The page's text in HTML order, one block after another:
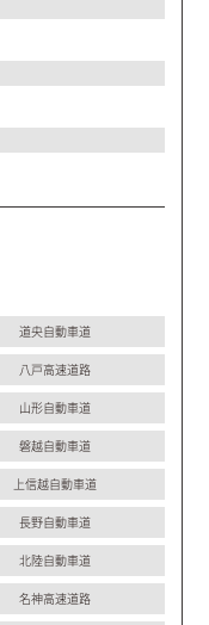
道央自動車道
八戸高速道路
山形自動車道
磐越自動車道
上信越自動車道
長野自動車道
北陸自動車道
名神高速道路